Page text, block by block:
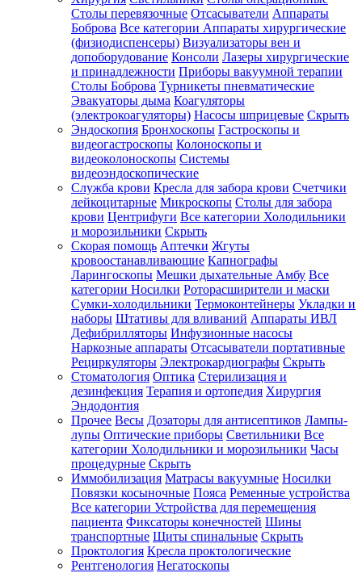
Столы перевязочные Отсасыватели Аппараты
Боброва Все категории Аппараты хирургические
(физиодиспенсеры) Визуализаторы вен и
допоборудование Консоли Лазеры хирургические
и принадлежности Приборы вакуумной терапии
Столы Боброва Турникеты пневматические
Эвакуаторы дыма Коагуляторы
(электрокоагуляторы) Насосы шприцевые Скрыть
Эндоскопия Бронхоскопы Гастроскопы и
видеогастроскопы Колоноскопы и
видеоколоноскопы Системы
видеоэндоскопические
Служба крови Кресла для забора крови Счетчики
лейкоцитарные Микроскопы Столы для забора
крови Центрифуги Все категории Холодильники
и морозильники Скрыть
Скорая помощь Аптечки Жгуты
кровоостанавливающие Капнографы
Ларингоскопы Мешки дыхательные Амбу Все
категории Носилки Роторасширители и маски
Сумки-холодильники Термоконтейнеры Укладки и
наборы Штативы для вливаний Аппараты ИВЛ
Дефибрилляторы Инфузионные насосы
Наркозные аппараты Отсасыватели портативные
Рециркуляторы Электрокардиографы Скрыть
Стоматология Оптика Стерилизация и
дезинфекция Терапия и ортопедия Хирургия
Эндодонтия
Прочее Весы Дозаторы для антисептиков Лампы-
лупы Оптические приборы Светильники Все
категории Холодильники и морозильники Часы
процедурные Скрыть
Иммобилизация Матрасы вакуумные Носилки
Повязки косыночные Пояса Ременные устройства
Все категории Устройства для перемещения
пациента Фиксаторы конечностей Шины
транспортные Щиты спинальные Скрыть
Проктология Кресла проктологические
Рентгенология Негатоскопы